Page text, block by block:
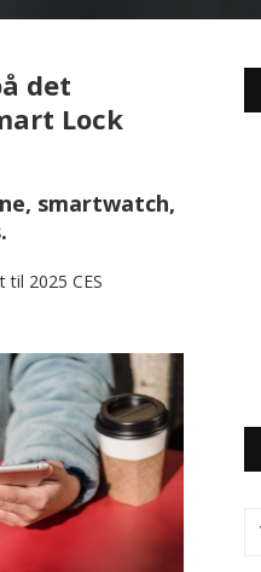
det
Lock
smartwatch,
2025 CES